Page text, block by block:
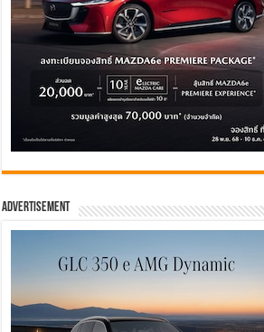
Advertisement